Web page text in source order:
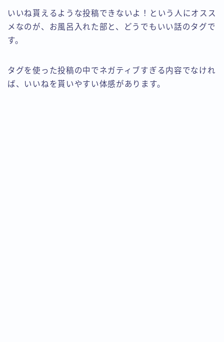
いいね貰えるような投稿できないよ！という人にオスス
メなのが、お風呂入れた部と、どうでもいい話のタグで
す。
タグを使った投稿の中でネガティブすぎる内容でなけれ
ば、いいねを貰いやすい体感があります。